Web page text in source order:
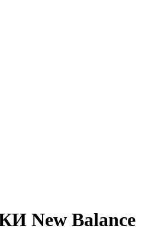
New Balance